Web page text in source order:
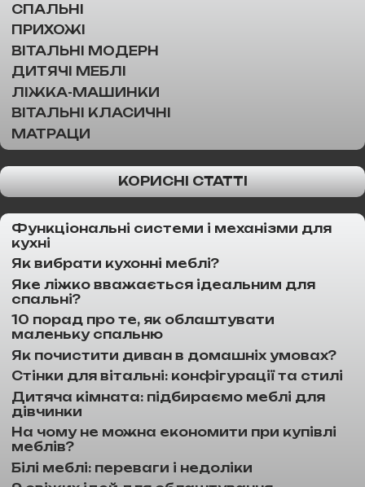
СПАЛЬНІ
ПРИХОЖІ
ВІТАЛЬНІ МОДЕРН
ДИТЯЧІ МЕБЛІ
ЛІЖКА-МАШИНКИ
ВІТАЛЬНІ КЛАСИЧНІ
МАТРАЦИ
КОРИСНІ СТАТТІ
Функціональні системи і механізми для
кухні
Як вибрати кухонні меблі?
Яке ліжко вважається ідеальним для
спальні?
10 порад про те, як облаштувати
маленьку спальню
Як почистити диван в домашніх умовах?
Стінки для вітальні: конфігурації та стилі
Дитяча кімната: підбираємо меблі для
дівчинки
На чому не можна економити при купівлі
меблів?
Білі меблі: переваги і недоліки